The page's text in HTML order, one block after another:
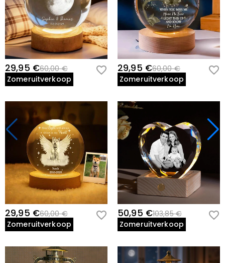
29,95 €60,00 €
Zomeruitverkoop
29,95 €60,00 €
Zomeruitverkoop
29,95 €60,00 €
Zomeruitverkoop
50,95 €103,85 €
Zomeruitverkoop